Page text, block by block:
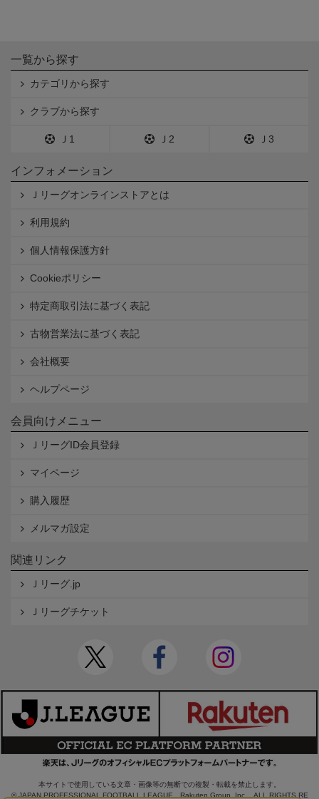
一覧から探す
カテゴリから探す
クラブから探す
Ｊ1 Ｊ2 Ｊ3
インフォメーション
Ｊリーグオンラインストアとは
利用規約
個人情報保護方針
Cookieポリシー
特定商取引法に基づく表記
古物営業法に基づく表記
会社概要
ヘルプページ
会員向けメニュー
ＪリーグID会員登録
マイページ
購入履歴
メルマガ設定
関連リンク
Ｊリーグ.jp
Ｊリーグチケット
本サイトで使用している文章・画像等の無断での複製・転載を禁止します。
© JAPAN PROFESSIONAL FOOTBALL LEAGUE Rakuten Group, Inc. ALL RIGHTS RE